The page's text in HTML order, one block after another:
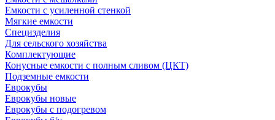
Емкости с усиленной стенкой
Мягкие емкости
Специзделия
Для сельского хозяйства
Комплектующие
Конусные емкости с полным сливом (ЦКТ)
Подземные емкости
Еврокубы
Еврокубы новые
Еврокубы с подогревом